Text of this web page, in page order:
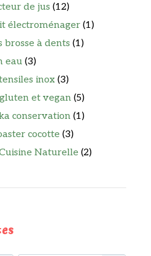
de jus (12)
électroménager (1)
à dents (1)
eau (3)
inox (3)
et vegan (5)
conservation (1)
cocotte (3)
Naturelle (2)